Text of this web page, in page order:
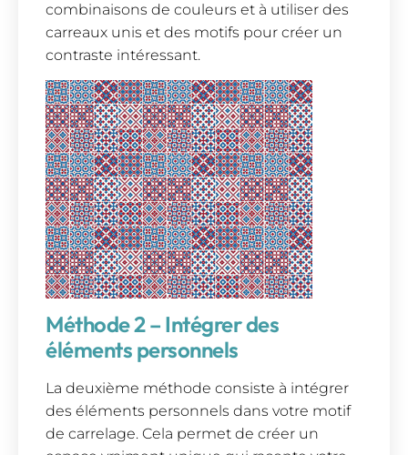
combinaisons de couleurs et à utiliser des
carreaux unis et des motifs pour créer un
contraste intéressant.
Méthode 2 – Intégrer des
éléments personnels
La deuxième méthode consiste à intégrer
des éléments personnels dans votre motif
de carrelage. Cela permet de créer un